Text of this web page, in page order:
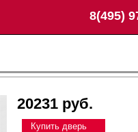
8(495)
20231 руб.
Купить дверь